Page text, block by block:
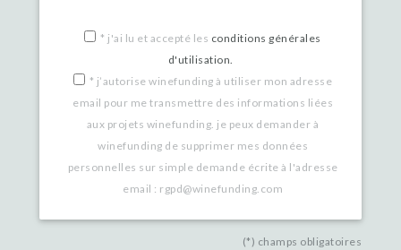
* j'ai lu et accepté les conditions générales
d'utilisation.
* j’autorise winefunding à utiliser mon adresse
email pour me transmettre des informations liées
aux projets winefunding. je peux demander à
winefunding de supprimer mes données
personnelles sur simple demande écrite à l'adresse
email : rgpd@winefunding.com
(*) champs obligatoires